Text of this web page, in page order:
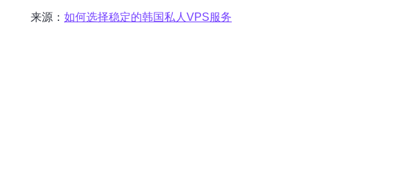
来源： 如何选择稳定的韩国私人VPS服务